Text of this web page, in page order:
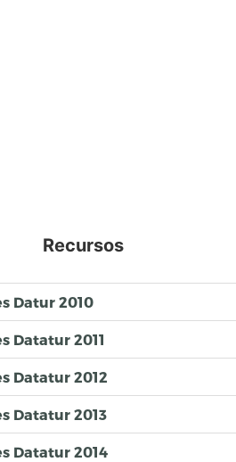
Recursos
Datur 2010
Datatur 2011
Datatur 2012
Datatur 2013
Datatur 2014